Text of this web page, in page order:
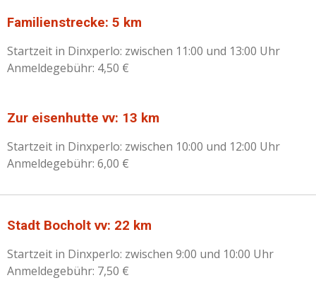
Familienstrecke: 5 km
Startzeit in Dinxperlo: zwischen 11:00 und 13:00 Uhr
Anmeldegebühr: 4,50 €
Zur eisenhutte vv: 13 km
Startzeit in Dinxperlo: zwischen 10:00 und 12:00 Uhr
Anmeldegebühr: 6,00 €
Stadt Bocholt vv: 22 km
Startzeit in Dinxperlo: zwischen 9:00 und 10:00 Uhr
Anmeldegebühr: 7,50 €